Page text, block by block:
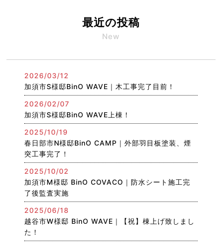
最近の投稿
New
2026/03/12
加須市S様邸BinO WAVE｜木工事完了目前！
2026/02/07
加須市S様邸BinO WAVE上棟！
2025/10/19
春日部市N様邸BinO CAMP｜外部羽目板塗装、煙
突工事完了！
2025/10/02
加須市M様邸 BinO COVACO｜防水シート施工完
了後監査実施
2025/06/18
越谷市W様邸 BinO WAVE｜【祝】棟上げ致しまし
た！